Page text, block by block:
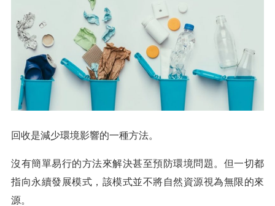
回收是減少環境影響的一種方法。
沒有簡單易行的方法來解決甚至預防環境問題。但一切都
指向永續發展模式，該模式並不將自然資源視為無限的來
源。